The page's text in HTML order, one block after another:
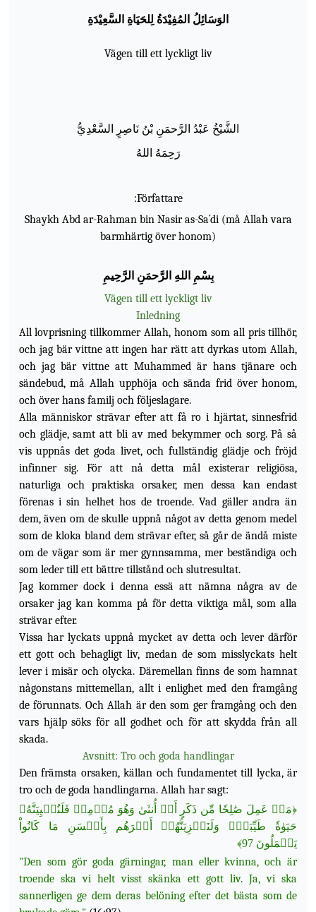
الوسائل المفيدة للحياة السعيدة
Vägen till ett lyckligt liv
الشيخ عبد الرحمن بن ناصر السعدي
رحمه الله
Författare:
Shaykh Abd ar-Rahman bin Nasir as-Sa´di (må Allah vara
barmhärtig över honom)
بسم الله الرحمن الرحيم
Vägen till ett lyckligt liv
Inledning
All lovprisning tillkommer Allah, honom som all pris tillhör,
och jag bär vittne att ingen har rätt att dyrkas utom Allah,
och jag bär vittne att Muhammed är hans tjänare och
sändebud, må Allah upphöja och sända frid över honom,
och över hans familj och följeslagare.
Alla människor strävar efter att få ro i hjärtat, sinnesfrid
och glädje, samt att bli av med bekymmer och sorg. På så
vis uppnås det goda livet, och fullständig glädje och fröjd
infinner sig. För att nå detta mål existerar religiösa,
naturliga och praktiska orsaker, men dessa kan endast
förenas i sin helhet hos de troende. Vad gäller andra än
dem, även om de skulle uppnå något av detta genom medel
som de kloka bland dem strävar efter, så går de ändå miste
om de vägar som är mer gynnsamma, mer beständiga och
som leder till ett bättre tillstånd och slutresultat.
Jag kommer dock i denna essä att nämna några av de
orsaker jag kan komma på för detta viktiga mål, som alla
strävar efter.
Vissa har lyckats uppnå mycket av detta och lever därför
ett gott och behagligt liv, medan de sommisslyckats helt
lever i misär och olycka. Däremellan finns de som hamnat
någonstans mittemellan, allt i enlighet med den framgång
de förunnats. Och Allah är den som ger framgång och den
vars hjälp söks för all godhet och för att skydda från all
skada.
Avsnitt: Tro och goda handlingar
Den främsta orsaken, källan och fundamentet till lycka, är
tro och de goda handlingarna. Allah har sagt:
﴿مَنۡ عَمِلَ صَٰلِحٗا مِّن ذَكَرٍ أَوۡ أُنثَىٰ وَهُوَ مُؤۡمِنٞ فَلَنُحۡيِيَنَّهُۥ
حَيَوٰةٗ طَيِّبَةٗۖ وَلَنَجۡزِيَنَّهُمۡ أَجۡرَهُم بِأَحۡسَنِ مَا كَانُواْ
يَعۡمَلُونَ 97
﴾
"Den som gör goda gärningar, man eller kvinna, och är
troende ska vi helt visst skänka ett gott liv. Ja, vi ska
sannerligen ge dem deras belöning efter det bästa som de